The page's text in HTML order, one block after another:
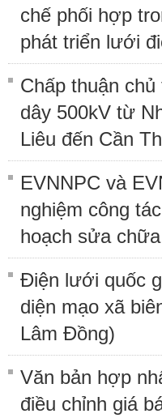
chế phối hợp
phát triển lưới
Chấp thuận
dây 500kV từ
Liêu đến Cần
EVNNPC và
nghiệm công
hoạch sửa
Điện lưới quốc
diện mạo xã
Lâm Đồng)
Văn bản hợp
điều chỉnh giá